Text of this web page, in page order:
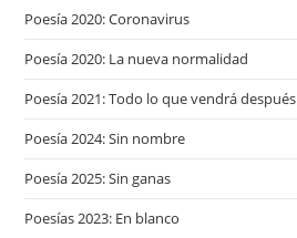
Poesía 2020: Coronavirus
Poesía 2020: La nueva normalidad
Poesía 2021: Todo lo que vendrá después
Poesía 2024: Sin nombre
Poesía 2025: Sin ganas
Poesías 2023: En blanco